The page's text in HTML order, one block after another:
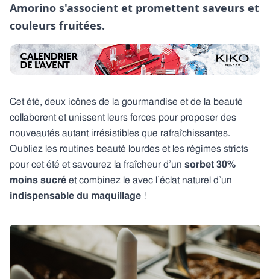
Amorino s'associent et promettent saveurs et
couleurs fruitées.
Cet été, deux icônes de la gourmandise et de la beauté
collaborent et unissent leurs forces pour proposer des
nouveautés autant irrésistibles que rafraîchissantes.
Oubliez les routines beauté lourdes et les régimes stricts
pour cet été et savourez la fraîcheur d’un sorbet 30%
moins sucré et combinez le avec l’éclat naturel d’un
indispensable du maquillage !